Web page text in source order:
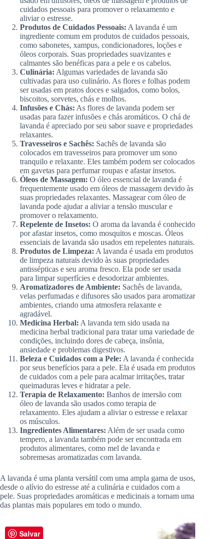
cuidados pessoais para promover o relaxamento e
aliviar o estresse.
Produtos de Cuidados Pessoais: A lavanda é um
ingrediente comum em produtos de cuidados pessoais,
como sabonetes, xampus, condicionadores, loções e
óleos corporais. Suas propriedades suavizantes e
calmantes são benéficas para a pele e os cabelos.
Culinária: Algumas variedades de lavanda são
cultivadas para uso culinário. As flores e folhas podem
ser usadas em pratos doces e salgados, como bolos,
biscoitos, sorvetes, chás e molhos.
Infusões e Chás: As flores de lavanda podem ser
usadas para fazer infusões e chás aromáticos. O chá de
lavanda é apreciado por seu sabor suave e propriedades
relaxantes.
Travesseiros e Sachês: Sachês de lavanda são
colocados em travesseiros para promover um sono
tranquilo e relaxante. Eles também podem ser colocados
em gavetas para perfumar roupas e afastar insetos.
Óleos de Massagem: O óleo essencial de lavanda é
frequentemente usado em óleos de massagem devido às
suas propriedades relaxantes. Massagear com óleo de
lavanda pode ajudar a aliviar a tensão muscular e
promover o relaxamento.
Repelente de Insetos: O aroma da lavanda é conhecido
por afastar insetos, como mosquitos e moscas. Óleos
essenciais de lavanda são usados em repelentes naturais.
Produtos de Limpeza: A lavanda é usada em produtos
de limpeza naturais devido às suas propriedades
antissépticas e seu aroma fresco. Ela pode ser usada
para limpar superfícies e desodorizar ambientes.
Aromatizadores de Ambiente: Sachês de lavanda,
velas perfumadas e difusores são usados para aromatizar
ambientes, criando uma atmosfera relaxante e
agradável.
Medicina Herbal: A lavanda tem sido usada na
medicina herbal tradicional para tratar uma variedade de
condições, incluindo dores de cabeça, insônia,
ansiedade e problemas digestivos.
Beleza e Cuidados com a Pele: A lavanda é conhecida
por seus benefícios para a pele. Ela é usada em produtos
de cuidados com a pele para acalmar irritações, tratar
queimaduras leves e hidratar a pele.
Terapia de Relaxamento: Banhos de imersão com
óleo de lavanda são usados como terapia de
relaxamento. Eles ajudam a aliviar o estresse e relaxar
os músculos.
Ingredientes Alimentares: Além de ser usada como
tempero, a lavanda também pode ser encontrada em
produtos alimentares, como mel de lavanda e
sobremesas aromatizadas com lavanda.
A lavanda é uma planta versátil com uma ampla gama de usos,
desde o alívio do estresse até a culinária e cuidados com a
pele. Suas propriedades aromáticas e medicinais a tornam uma
das plantas mais populares em todo o mundo.
Salvar